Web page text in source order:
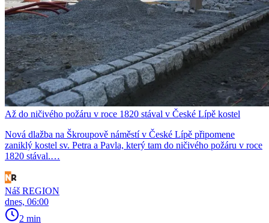
Až do ničivého požáru v roce 1820 stával v České Lípě kostel
Nová dlažba na Škroupově náměstí v České Lípě připomene
zaniklý kostel sv. Petra a Pavla, který tam do ničivého požáru v roce
1820 stával.…
Náš REGION
dnes, 06:00
2 min